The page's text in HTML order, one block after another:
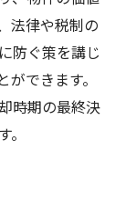
法律や税制の
防ぐ策を講じ
できます。
時期の最終決